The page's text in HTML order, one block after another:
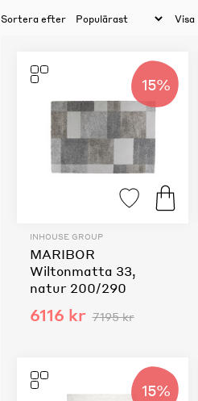
Sortera efter Visa
15%
INHOUSE GROUP
MARIBOR
Wiltonmatta 33,
natur 200/290
6116 kr 7195 kr
15%